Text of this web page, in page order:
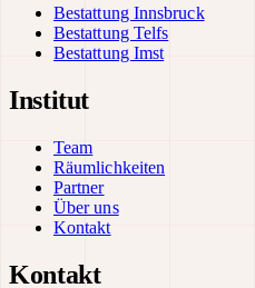
Bestattung Innsbruck
Bestattung Telfs
Bestattung Imst
Institut
Team
Räumlichkeiten
Partner
Über uns
Kontakt
Kontakt